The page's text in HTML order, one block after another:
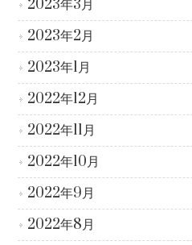
2023年3月
2023年2月
2023年1月
2022年12月
2022年11月
2022年10月
2022年9月
2022年8月